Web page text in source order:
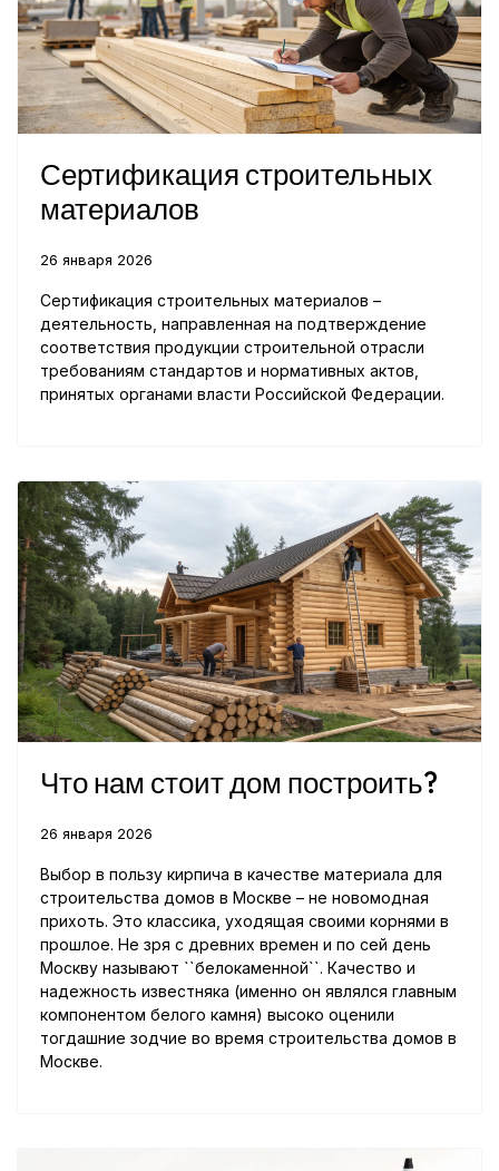
Сертификация строительных
материалов
26 января 2026
Сертификация строительных материалов –
деятельность, направленная на подтверждение
соответствия продукции строительной отрасли
требованиям стандартов и нормативных актов,
принятых органами власти Российской Федерации.
Что нам стоит дом построить?
26 января 2026
Выбор в пользу кирпича в качестве материала для
строительства домов в Москве – не новомодная
прихоть. Это классика, уходящая своими корнями в
прошлое. Не зря с древних времен и по сей день
Москву называют ``белокаменной``. Качество и
надежность известняка (именно он являлся главным
компонентом белого камня) высоко оценили
тогдашние зодчие во время строительства домов в
Москве.